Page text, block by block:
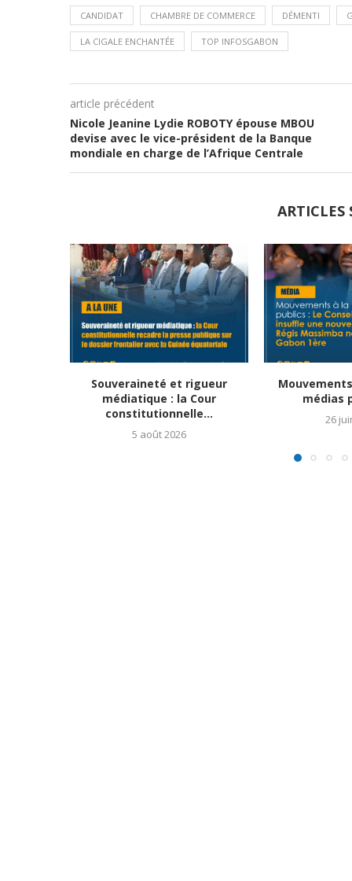
CANDIDAT CHAMBRE DE COMMERCE DÉMENTI
LA CIGALE ENCHANTÉE TOP INFOSGABON
article précédent
Nicole Jeanine Lydie ROBOTY épouse MBOU
devise avec le vice-président de la Banque
mondiale en charge de l’Afrique Centrale
ARTICLES
Souveraineté et rigueur
médiatique : la Cour
constitutionnelle...
5 août 2026
médias
26